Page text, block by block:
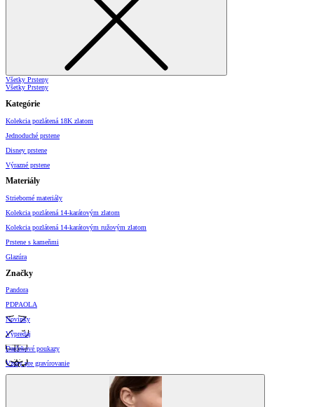
Všetky Prsteny
Všetky Prsteny
Kategórie
Kolekcia pozlátená 18K zlatom
Jednoduché prstene
Disney prstene
Výrazné prstene
Materiály
Strieborné materiály
Kolekcia pozlátená 14-karátovým zlatom
Kolekcia pozlátená 14-karátovým ružovým zlatom
Prstene s kameňmi
Glazúra
Značky
Pandora
PDPAOLA
Novinky
Výpredaj
Darčekové poukazy
Vzory pre gravírovanie